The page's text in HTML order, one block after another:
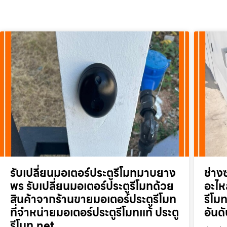
รับเปลี่ยนมอเตอร์ประตูรีโมทมาบยาง
พร รับเปลี่ยนมอเตอร์ประตูรีโมทด้วย
สินค้าจากร้านขายมอเตอร์ประตูรีโมท
ที่จำหน่ายมอเตอร์ประตูรีโมทแท้ ประตู
ช่า
อะไ
รีโม
อัน